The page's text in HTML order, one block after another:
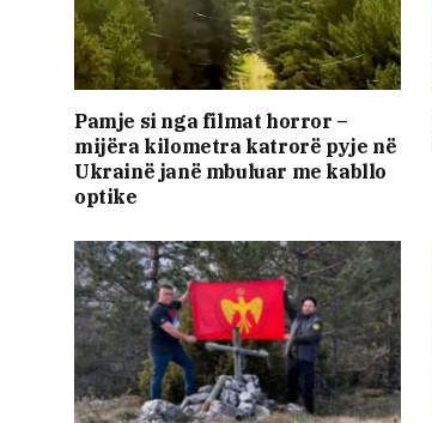
Pamje si nga filmat horror –
mijëra kilometra katrorë pyje në
Ukrainë janë mbuluar me kabllo
optike